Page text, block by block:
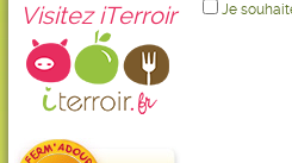
Visitez iTerroir
Je